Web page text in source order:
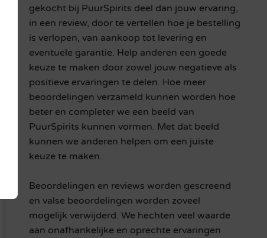
gekocht bij PuurSpirits deel dan jouw ervaring,
in een review, door te vertellen hoe je bestelling
is verlopen, van aankoop tot levering en
eventuele garantie. Help anderen een goede
keuze te maken door zowel jouw negatieve als
positieve ervaringen te delen. Hoe meer
beoordelingen verzameld kunnen worden hoe
beter en completer we een beeld van
PuurSpirits kunnen vormen. Met dat beeld
kunnen we anderen helpen om een juiste
keuze te maken.
Beoordelingen en reviews worden gescreend
en valse beoordelingen worden zoveel
mogelijk verwijderd. We hechten veel waarde
aan onafhankelijke en oprechte ervaringen